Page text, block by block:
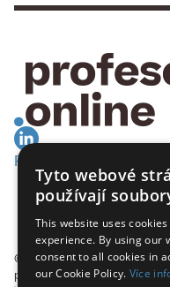
RSS Feed
© 2015 - 2026, Fakta,
práva vyhrazena
Tyto webové
používají
This website uses
experience. By using our
consent to all cookies in
our Cookie Policy. Více